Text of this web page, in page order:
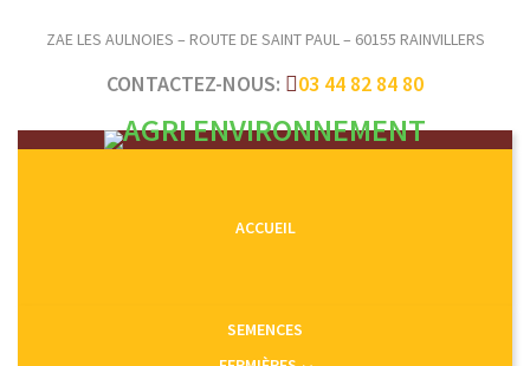
ZAE LES AULNOIES – ROUTE DE SAINT PAUL – 60155 RAINVILLERS
CONTACTEZ-NOUS: 03 44 82 84 80
ACCUEIL
SEMENCES